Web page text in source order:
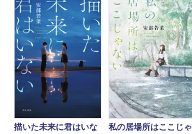
描いた未来に君はいな
私の居場所はここじゃ